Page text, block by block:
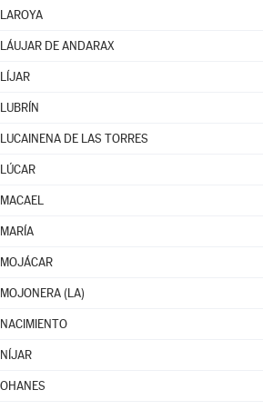
LAROYA
LÁUJAR DE ANDARAX
LÍJAR
LUBRÍN
LUCAINENA DE LAS TORRES
LÚCAR
MACAEL
MARÍA
MOJÁCAR
MOJONERA (LA)
NACIMIENTO
NÍJAR
OHANES